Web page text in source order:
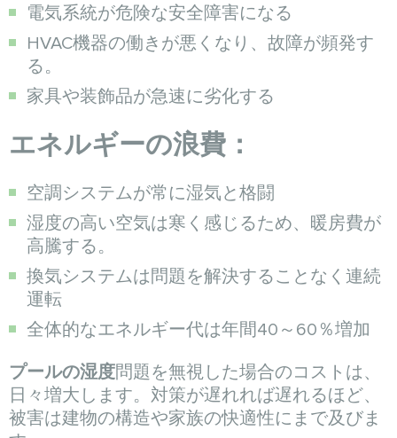
電気系統が危険な安全障害になる
HVAC機器の働きが悪くなり、故障が頻発す
る。
家具や装飾品が急速に劣化する
エネルギーの浪費：
空調システムが常に湿気と格闘
湿度の高い空気は寒く感じるため、暖房費が
高騰する。
換気システムは問題を解決することなく連続
運転
全体的なエネルギー代は年間40～60％増加
プールの湿度問題を無視した場合のコストは、
日々増大します。対策が遅れれば遅れるほど、
被害は建物の構造や家族の快適性にまで及びま